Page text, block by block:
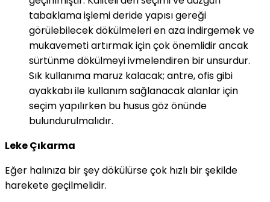
tabaklama işlemi deride yapısı gereği
görülebilecek dökülmeleri en aza indirgemek ve
mukavemeti artırmak için çok önemlidir ancak
sürtünme dökülmeyi ivmelendiren bir unsurdur.
Sık kullanıma maruz kalacak; antre, ofis gibi
ayakkabı ile kullanım sağlanacak alanlar için
seçim yapılırken bu husus göz önünde
bulundurulmalıdır.
Leke Çıkarma
Eğer halınıza bir şey dökülürse çok hızlı bir şekilde
harekete geçilmelidir.